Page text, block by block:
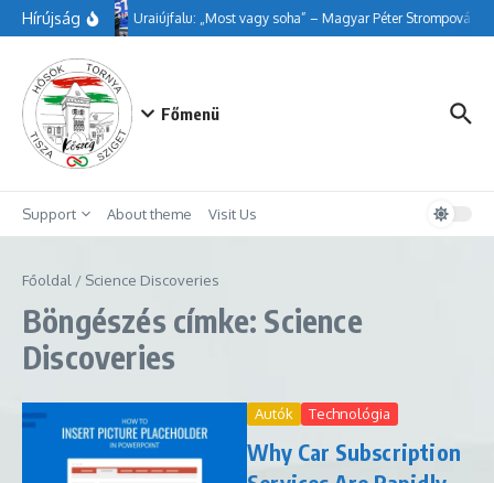
Ugrás a tartalomhoz
Hírújság Uraiújfalu: „Most vagy soha” – Magyar Péter Strompová
Főmenü
Support About theme Visit Us
Főoldal / Science Discoveries
Böngészés címke: Science
Discoveries
Autók Technológia
Why Car Subscription